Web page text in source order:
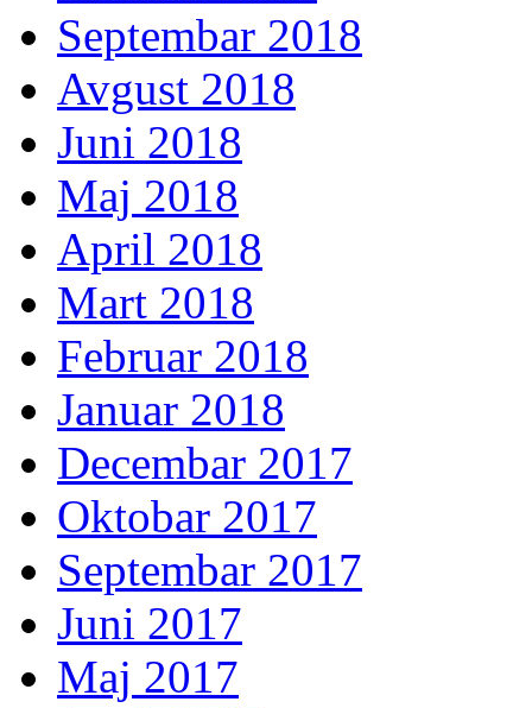
Septembar 2018
Avgust 2018
Juni 2018
Maj 2018
April 2018
Mart 2018
Februar 2018
Januar 2018
Decembar 2017
Oktobar 2017
Septembar 2017
Juni 2017
Maj 2017